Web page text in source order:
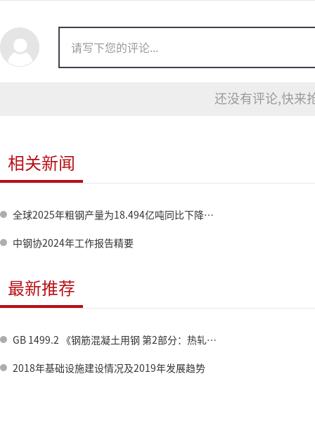
还没有评论,快来
相关新闻
全球2025年粗钢产量为18.494亿吨同比下降2.0%
中钢协2024年工作报告精要
最新推荐
GB 1499.2 《钢筋混凝土用钢 第2部分：热轧带肋钢筋》标准修订情况
2018年基础设施建设情况及2019年发展趋势